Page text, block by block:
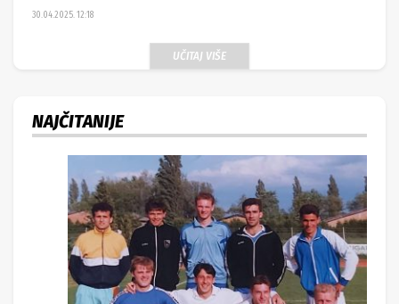
30.04.2025. 12:18
UČITAJ VIŠE
NAJČITANIJE